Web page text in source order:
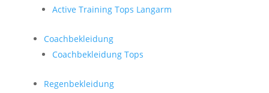
Active Training Tops Langarm
Coachbekleidung
Coachbekleidung Tops
Regenbekleidung